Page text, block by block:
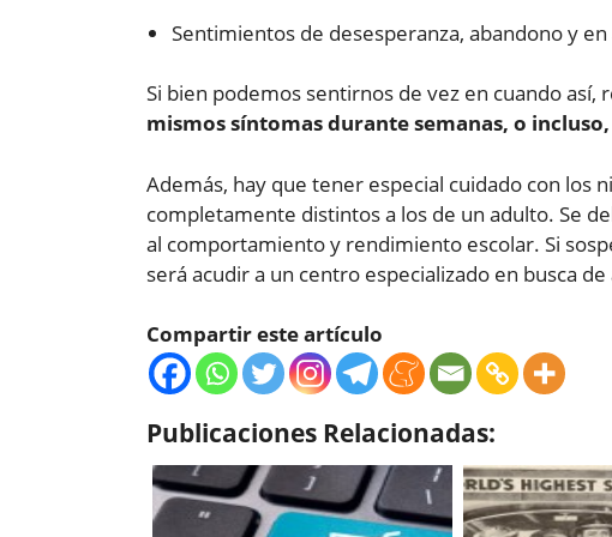
Sentimientos de desesperanza, abandono y
Si bien podemos sentirnos de vez en cuando así,
mismos síntomas durante semanas, o
Además, hay que tener especial cuidado con los
completamente distintos a los de un adulto. Se
al comportamiento y rendimiento escolar. Si
será acudir a un centro especializado en busca de
Compartir este artículo
Publicaciones Relacionadas: